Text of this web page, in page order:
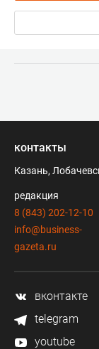
контакты
Казань,
редакция
8 (843) 202-12-10
info@business-
gazeta.ru
вконтакте
telegram
youtube